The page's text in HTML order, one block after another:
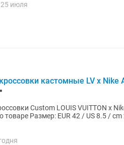
июля
кастомные LV x Nike
1 Low 07 White Gum / DJ2739-100
товаре Размер: EUR 42 / US 8.5 /